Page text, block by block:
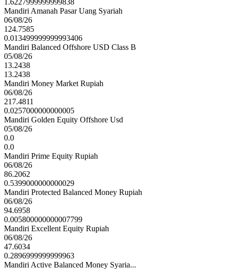
1.6227999999999838
Mandiri Amanah Pasar Uang Syariah
06/08/26
124.7585
0.013499999999993406
Mandiri Balanced Offshore USD Class B
05/08/26
13.2438
13.2438
Mandiri Money Market Rupiah
06/08/26
217.4811
0.0257000000000005
Mandiri Golden Equity Offshore Usd
05/08/26
0.0
0.0
Mandiri Prime Equity Rupiah
06/08/26
86.2062
0.5399000000000029
Mandiri Protected Balanced Money Rupiah
06/08/26
94.6958
0.005800000000007799
Mandiri Excellent Equity Rupiah
06/08/26
47.6034
0.2896999999999963
Mandiri Active Balanced Money Syaria...